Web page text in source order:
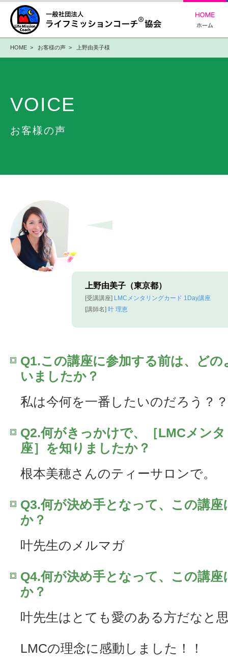
HOME > お客様の声 > 上野由美子様
VOICE
お客様の声
上野由美子（東京都）
[受講講座] LMCメンタリングカード 1Day講座
[講師名] 叶 理恵
Q1.この講座に参加する前は、ど
いましたか？
私は今何を一番したいのだろう？？
Q2.何がきっかけで、［LMCメン
座］を知りましたか？
根本美穂さんのティーサロンで。
Q3.何が決め手となって、この講
か？
叶先生のメルマガ
Q4.何が決め手となって、この講
か？
叶先生はとても愛のある方だなと
LMCの理念に感動しました！！